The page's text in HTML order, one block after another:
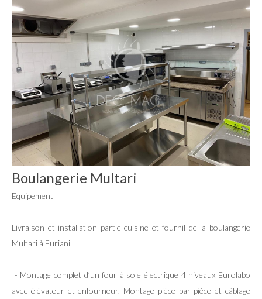
Boulangerie Multari
Equipement
Livraison et installation partie cuisine et fournil de la boulangerie
Multari à Furiani
- Montage complet d’un four à sole électrique 4 niveaux Eurolabo
avec élévateur et enfourneur. Montage pièce par pièce et câblage